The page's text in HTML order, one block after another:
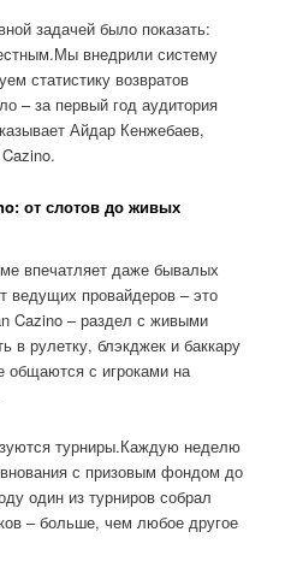
задачей было показать:
внедрили систему
статистику возвратов
– за первый год аудитория
Айдар Кенжебаев,
от слотов до живых
впечатляет даже бывалых
ведущих провайдеров – это
Cazino – раздел с живыми
в рулетку, блэкджек и баккару
общаются с игроками на
турниры.Каждую неделю
с призовым фондом до
один из турниров собрал
– больше, чем любое другое